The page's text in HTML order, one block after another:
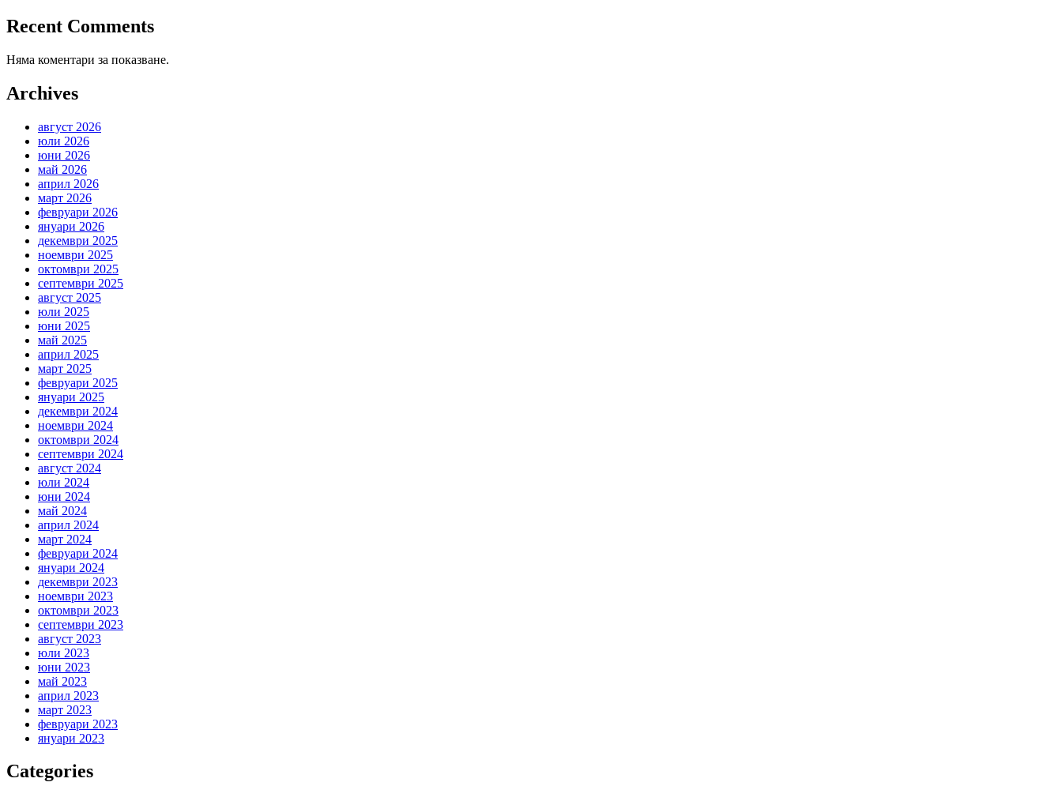
Recent Comments
Няма коментари за показване.
Archives
август 2026
юли 2026
юни 2026
май 2026
април 2026
март 2026
февруари 2026
януари 2026
декември 2025
ноември 2025
октомври 2025
септември 2025
август 2025
юли 2025
юни 2025
май 2025
април 2025
март 2025
февруари 2025
януари 2025
декември 2024
ноември 2024
октомври 2024
септември 2024
август 2024
юли 2024
юни 2024
май 2024
април 2024
март 2024
февруари 2024
януари 2024
декември 2023
ноември 2023
октомври 2023
септември 2023
август 2023
юли 2023
юни 2023
май 2023
април 2023
март 2023
февруари 2023
януари 2023
Categories